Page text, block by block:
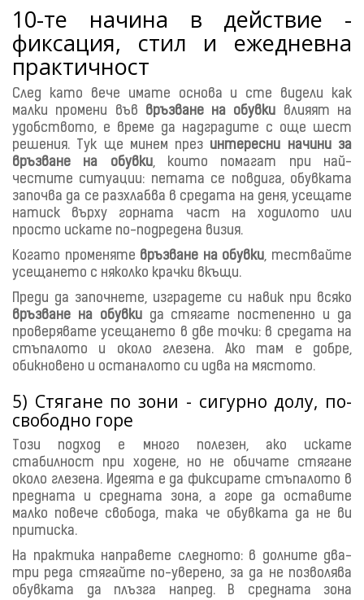
10-те начина в действие -
фиксация, стил и ежедневна
практичност
След като вече имате основа и сте видели как
малки промени във връзване на обувки
влияят на
удобството, е време да надградите с още шест
решения. Тук ще минем през интересни начини за
връзване на обувки, които помагат при най-
честите ситуации: петата се повдига, обувката
започва да се разхлабва в средата на деня, усещате
натиск върху горната част на ходилото или
просто искате по-подредена визия.
Когато променяте връзване на обувки, тествайте
усещането с няколко крачки вкъщи.
Преди да започнете, изградете си навик при всяко
връзване на обувки
да стягате постепенно и да
проверявате усещането в две точки: в средата на
стъпалото и около глезена. Ако там е добре,
обикновено и останалото си идва на мястото.
5) Стягане по зони - сигурно долу, по-
свободно горе
Този подход е много полезен, ако искате
стабилност при ходене, но не обичате стягане
около глезена. Идеята е да фиксирате стъпалото в
предната и средната зона, а горе да оставите
малко повече свобода, така че обувката да не ви
притиска.
На практика направете следното: в долните два-
три реда стягайте по-уверено, за да не позволява
обувката да плъзга напред. В средната зона